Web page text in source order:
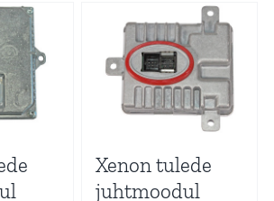
Xenon tulede
juhtmoodul